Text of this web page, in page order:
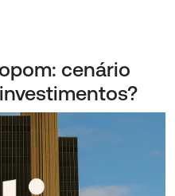
cenário